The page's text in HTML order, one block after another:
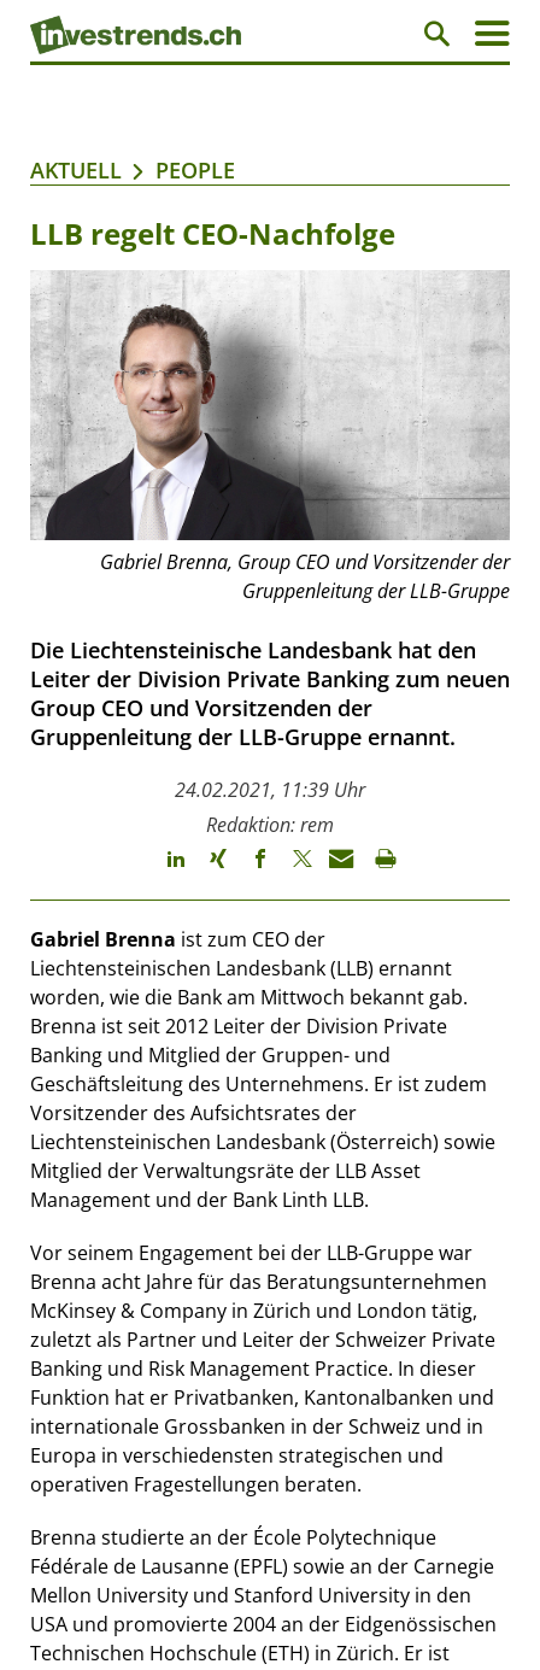
AKTUELL PEOPLE
LLB regelt CEO-Nachfolge
Gabriel Brenna, Group CEO und Vorsitzender der
Gruppenleitung der LLB-Gruppe
Die Liechtensteinische Landesbank hat den
Leiter der Division Private Banking zum neuen
Group CEO und Vorsitzenden der
Gruppenleitung der LLB-Gruppe ernannt.
24.02.2021, 11:39 Uhr
Redaktion: rem
Gabriel Brenna ist zum CEO der
Liechtensteinischen Landesbank (LLB) ernannt
worden, wie die Bank am Mittwoch bekannt gab.
Brenna ist seit 2012 Leiter der Division Private
Banking und Mitglied der Gruppen- und
Geschäftsleitung des Unternehmens. Er ist zudem
Vorsitzender des Aufsichtsrates der
Liechtensteinischen Landesbank (Österreich) sowie
Mitglied der Verwaltungsräte der LLB Asset
Management und der Bank Linth LLB.
Vor seinem Engagement bei der LLB-Gruppe war
Brenna acht Jahre für das Beratungsunternehmen
McKinsey & Company in Zürich und London tätig,
zuletzt als Partner und Leiter der Schweizer Private
Banking und Risk Management Practice. In dieser
Funktion hat er Privatbanken, Kantonalbanken und
internationale Grossbanken in der Schweiz und in
Europa in verschiedensten strategischen und
operativen Fragestellungen beraten.
Brenna studierte an der École Polytechnique
Fédérale de Lausanne (EPFL) sowie an der Carnegie
Mellon University und Stanford University in den
USA und promovierte 2004 an der Eidgenössischen
Technischen Hochschule (ETH) in Zürich. Er ist